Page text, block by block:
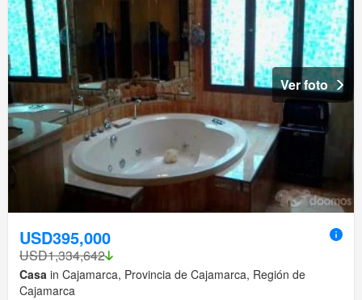
Ver foto
USD395,000
USD1,334,642
Casa in Cajamarca, Provincia de Cajamarca, Región de
Cajamarca